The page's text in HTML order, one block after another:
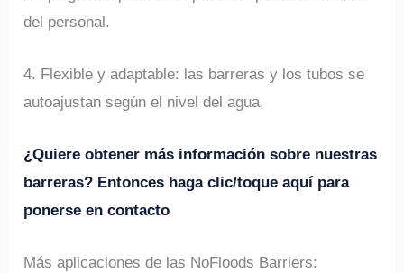
del personal.
4. Flexible y adaptable: las barreras y los tubos se
autoajustan según el nivel del agua.
¿Quiere obtener más información sobre nuestras
barreras? Entonces haga clic/toque aquí para
ponerse en contacto
Más aplicaciones de las NoFloods Barriers: